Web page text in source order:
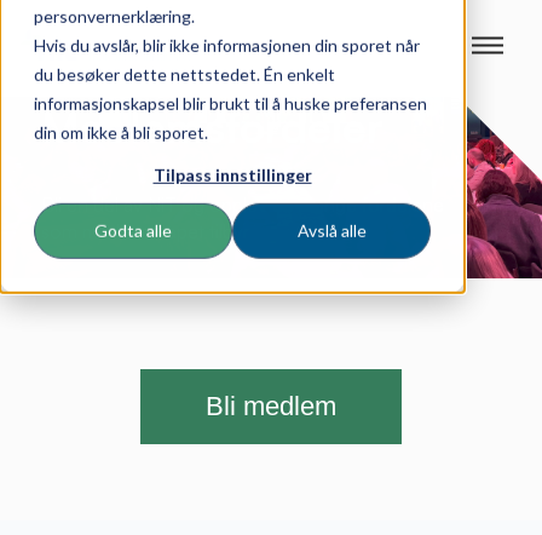
personvernerklæring.
Hvis du avslår, blir ikke informasjonen din sporet når
du besøker dette nettstedet. Én enkelt
informasjonskapsel blir brukt til å huske preferansen
din om ikke å bli sporet.
Tilpass innstillinger
Godta alle Avslå alle
Medlemsfordeler
Bli en del av NiT og opplev de mange fordelene
som medlemskapet tilbyr
Bli medlem